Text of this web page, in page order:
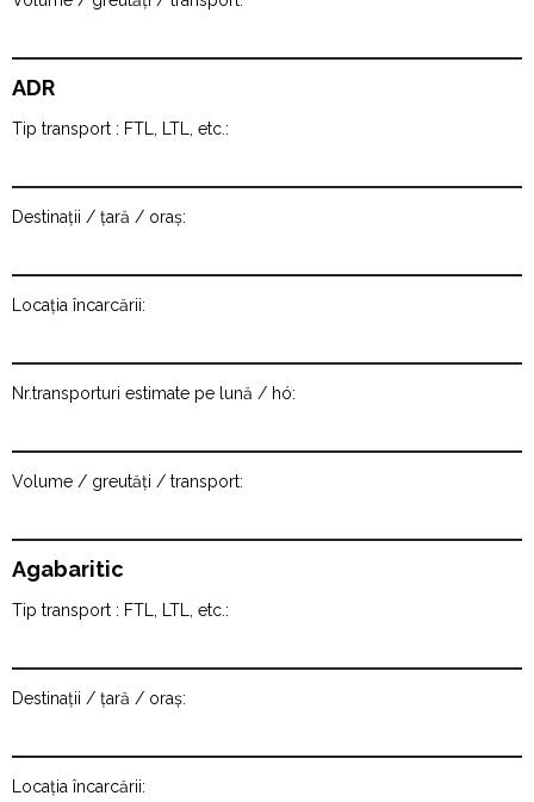
ADR
Tip transport : FTL, LTL, etc.:
Destinații / țară / oraș:
Locația încarcării:
Nr.transporturi estimate pe lună / hó:
Volume / greutăți / transport:
Agabaritic
Tip transport : FTL, LTL, etc.:
Destinații / țară / oraș:
Locația încarcării: